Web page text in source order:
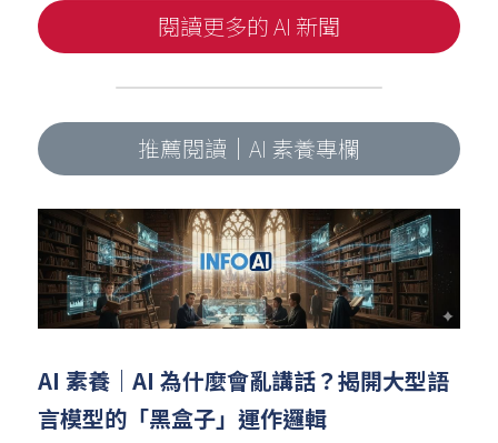
閱讀更多的 AI 新聞
推薦閱讀｜AI 素養專欄
AI 素養｜AI 為什麼會亂講話？揭開大型語
言模型的「黑盒子」運作邏輯